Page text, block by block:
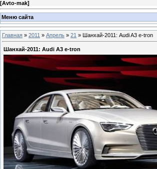
[Avto-mak]
Меню сайта
Главная » 2011 » Апрель » 21 » Шанхай-2011: Audi A3 e-tron
Шанхай-2011: Audi A3 e-tron